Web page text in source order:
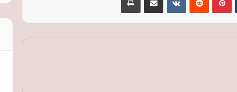
تصاعد التوترات في الشرق الأوسط